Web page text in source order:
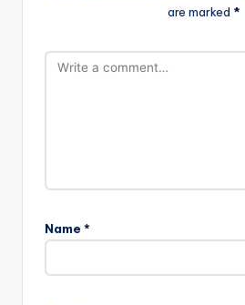
are marked *
Name *